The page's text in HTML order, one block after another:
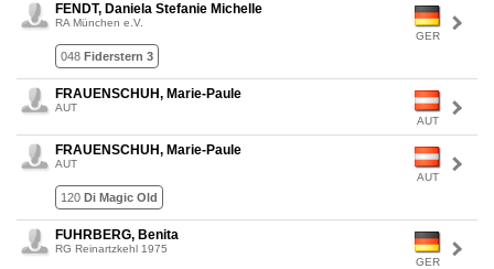
GER
FENDT, Daniela Stefanie Michelle
RA München e.V.
048 Fiderstern 3
AUT
FRAUENSCHUH, Marie-Paule
AUT
AUT
FRAUENSCHUH, Marie-Paule
AUT
120 Di Magic Old
GER
FUHRBERG, Benita
RG Reinartzkehl 1975